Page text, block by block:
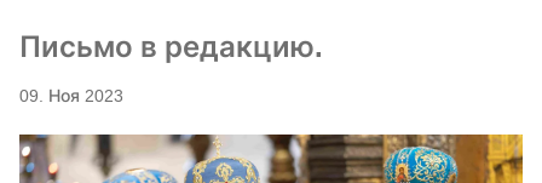
Письмо в редакцию.
09. Ноя 2023